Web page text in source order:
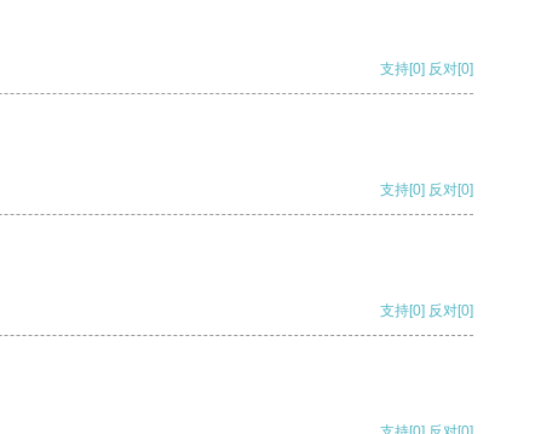
支持[0] 反对[0]
支持[0] 反对[0]
支持[0] 反对[0]